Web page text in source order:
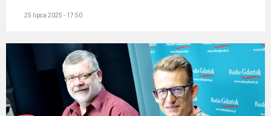
25 lipca 2025 - 17:50